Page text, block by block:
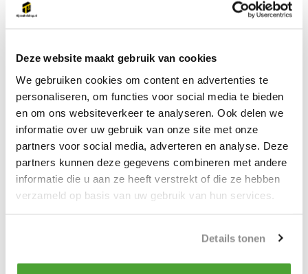
Deze website maakt gebruik van cookies
We gebruiken cookies om content en advertenties te
personaliseren, om functies voor social media te bieden
en om ons websiteverkeer te analyseren. Ook delen we
informatie over uw gebruik van onze site met onze
partners voor social media, adverteren en analyse. Deze
partners kunnen deze gegevens combineren met andere
informatie die u aan ze heeft verstrekt of die ze hebben
verzameld op basis van uw gebruik van hun services.
Details tonen
Technische specificaties en voordelen
schokbelasting bij een eventuele val aanzienlijk. Dit beschermt
krachten. De lijn heeft een maximale reklengte die binnen de
veiligheidsnormen valt en zorgt voor een gecontroleerde
valstop.
Het artikelnummer FA 30 800 15 staat voor betrouwbare
kwaliteit van Kratos Safety. Dit merk is bekend in de
valbeveiliging industrie en levert al jaren producten aan
professionals wereldwijd. De connectoren zijn gemaakt van